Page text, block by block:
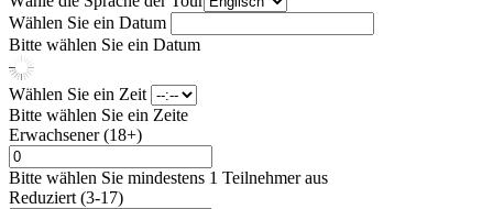
Wählen Sie ein Datum
Bitte wählen Sie ein Datum
Wählen Sie ein Zeit
Bitte wählen Sie ein Zeite
Erwachsener (18+)
Bitte wählen Sie mindestens 1 Teilnehmer aus
Reduziert (3-17)